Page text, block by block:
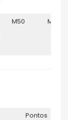
M50 M
Pontos